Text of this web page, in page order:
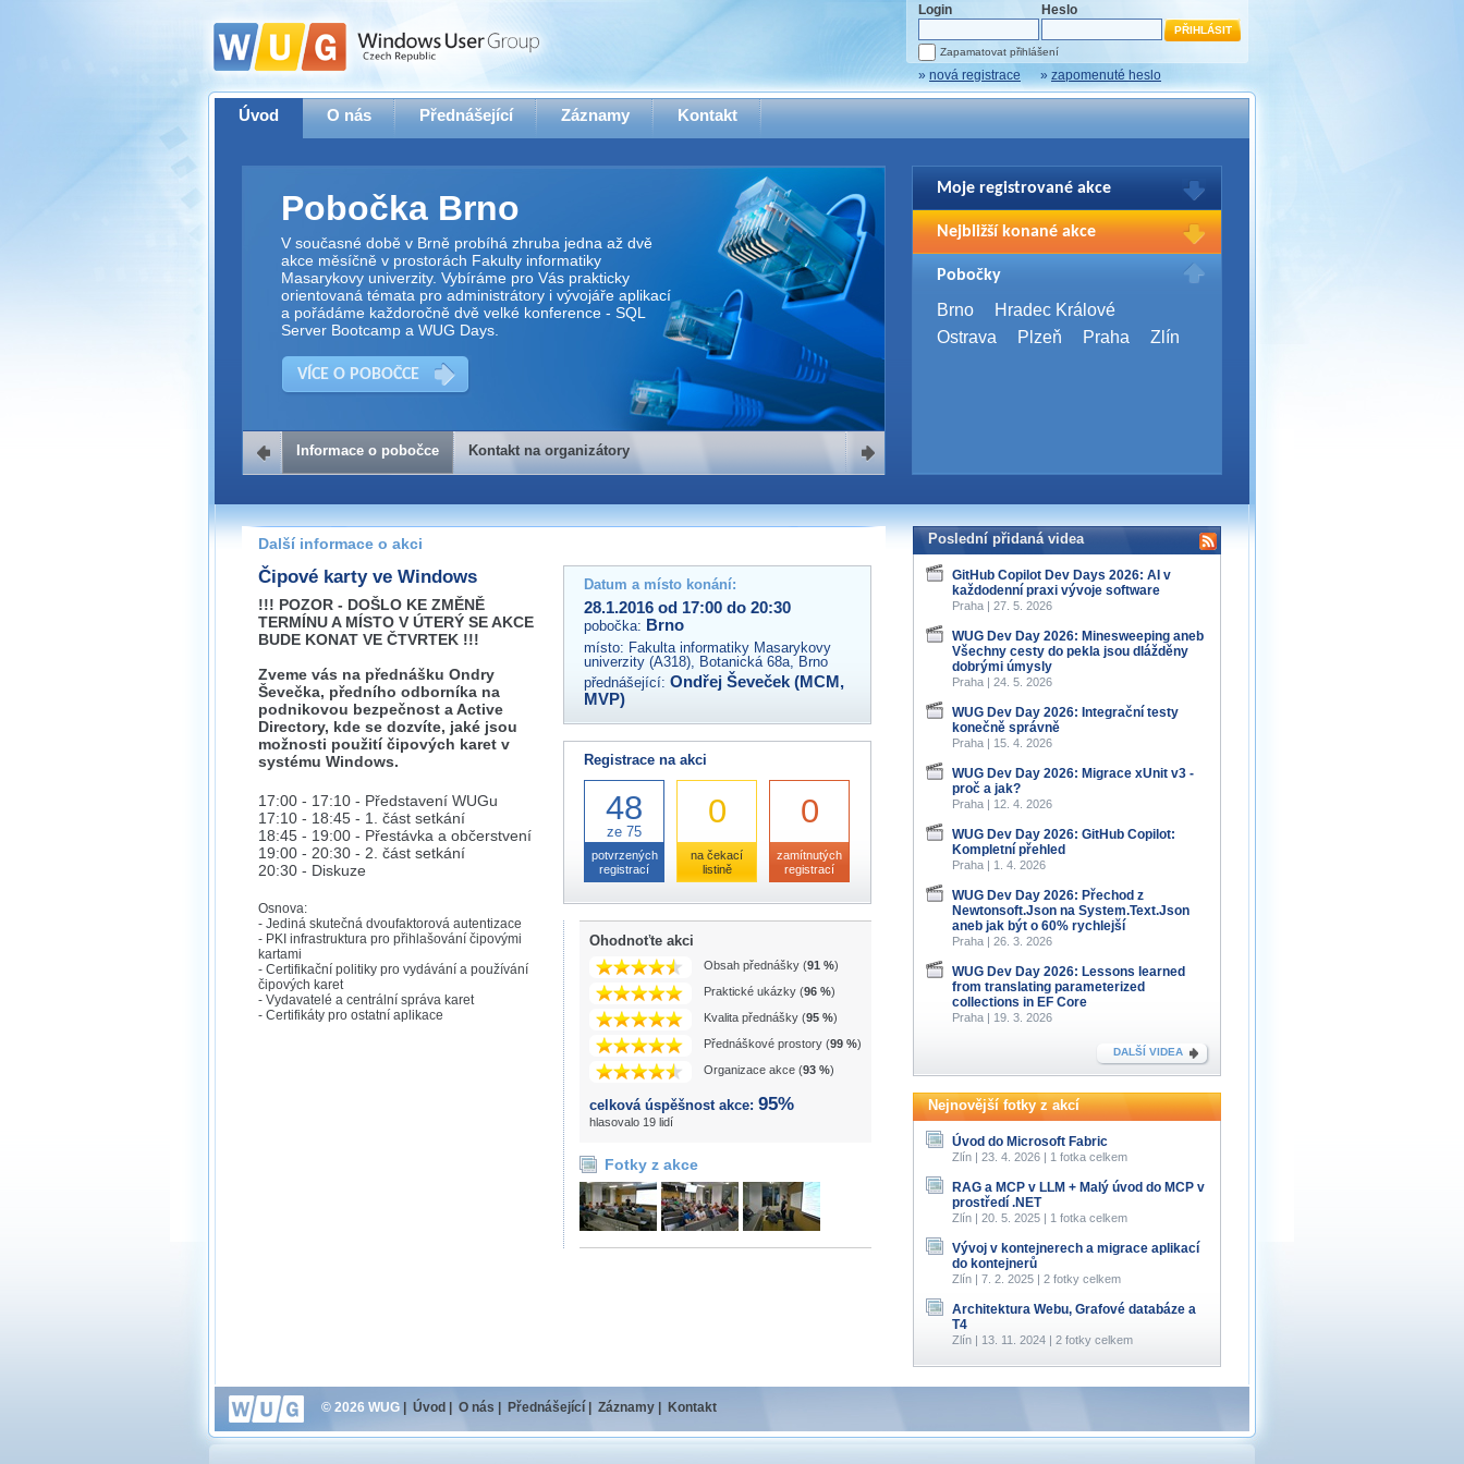
Login Heslo
Zapamatovat přihlášení
» nová registrace » zapomenuté heslo
Úvod O nás Přednášející Záznamy Kontakt
Pobočka Brno
V současné době v Brně probíhá zhruba jedna až dvě
akce měsíčně v prostorách Fakulty informatiky
Masarykovy univerzity. Vybíráme pro Vás prakticky
orientovaná témata pro administrátory i vývojáře aplikací
a pořádáme každoročně dvě velké konference - SQL
Server Bootcamp a WUG Days.
VÍCE O POBOČCE
Kontakt na organizátory
Pokud máte jakýkoliv dotaz na organizátory této akce,
prosím neváhejte nás kontaktovat na e-mailu:
brno@wug.cz
Informace o pobočce Kontakt na organizátory
Moje registrované akce
Pro zobrazení Vašich registrací na akce
se prosím přihlašte.
Nejbližší konané akce
WUG Days 2026
4. 9. 2026,Brno
SQL Server Bootcamp 2026
Pobočky
Brno
Hradec Králové
Ostrava
Plzeň Praha Zlín
Další informace o akci
Čipové karty ve Windows
!!! POZOR - DOŠLO KE ZMĚNĚ
TERMÍNU A MÍSTO V ÚTERÝ SE AKCE
BUDE KONAT VE ČTVRTEK !!!
Zveme vás na přednášku Ondry
Ševečka, předního odborníka na
podnikovou bezpečnost a Active
Directory, kde se dozvíte, jaké jsou
možnosti použití čipových karet v
systému Windows.
17:00 - 17:10 - Představení WUGu
17:10 - 18:45 - 1. část setkání
18:45 - 19:00 - Přestávka a občerstvení
19:00 - 20:30 - 2. část setkání
20:30 - Diskuze
Osnova:
- Jediná skutečná dvoufaktorová autentizace
- PKI infrastruktura pro přihlašování čipovými
kartami
- Certifikační politiky pro vydávání a používání
čipových karet
- Vydavatelé a centrální správa karet
- Certifikáty pro ostatní aplikace
Datum a místo konání:
28.1.2016 od 17:00 do 20:30
pobočka: Brno
místo: Fakulta informatiky Masarykovy
univerzity (A318), Botanická 68a, Brno
přednášející: Ondřej Ševeček (MCM,
MVP)
Registrace na akci
48
ze 75
potvrzených
registrací
0
na čekací
listině
0
zamítnutých
registrací
Ohodnoťte akci
Obsah přednášky (91 %)
Praktické ukázky (96 %)
Kvalita přednášky (95 %)
Přednáškové prostory (99 %)
Organizace akce (93 %)
celková úspěšnost akce: 95%
hlasovalo 19 lidí
Fotky z akce
Poslední přidaná videa
GitHub Copilot Dev Days 2026: AI v
každodenní praxi vývoje software
Praha | 27. 5. 2026
WUG Dev Day 2026: Minesweeping aneb
Všechny cesty do pekla jsou dlážděny
dobrými úmysly
Praha | 24. 5. 2026
WUG Dev Day 2026: Integrační testy
konečně správně
Praha | 15. 4. 2026
WUG Dev Day 2026: Migrace xUnit v3 -
proč a jak?
Praha | 12. 4. 2026
WUG Dev Day 2026: GitHub Copilot:
Kompletní přehled
Praha | 1. 4. 2026
WUG Dev Day 2026: Přechod z
Newtonsoft.Json na System.Text.Json
aneb jak být o 60% rychlejší
Praha | 26. 3. 2026
WUG Dev Day 2026: Lessons learned
from translating parameterized
collections in EF Core
Praha | 19. 3. 2026
DALŠÍ VIDEA
Nejnovější fotky z akcí
Úvod do Microsoft Fabric
Zlín | 23. 4. 2026 | 1 fotka celkem
RAG a MCP v LLM + Malý úvod do MCP v
prostředí .NET
Zlín | 20. 5. 2025 | 1 fotka celkem
Vývoj v kontejnerech a migrace aplikací
do kontejnerů
Zlín | 7. 2. 2025 | 2 fotky celkem
Architektura Webu, Grafové databáze a
T4
Zlín | 13. 11. 2024 | 2 fotky celkem
© 2026 WUG Úvod O nás Přednášející Záznamy Kontakt